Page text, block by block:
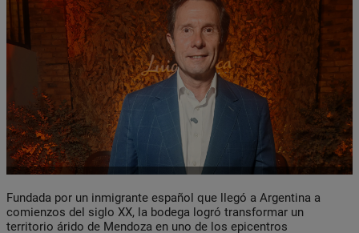
Fundada por un inmigrante español que llegó a Argentina a
comienzos del siglo XX, la bodega logró transformar un
territorio árido de Mendoza en uno de los epicentros